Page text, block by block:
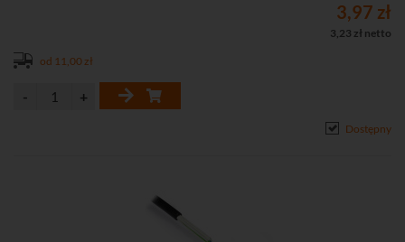
3,97 zł
3,23 zł netto
od 11,00 zł
Dostępny